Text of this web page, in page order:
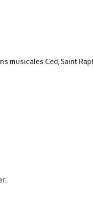
musicales Ced, Saint